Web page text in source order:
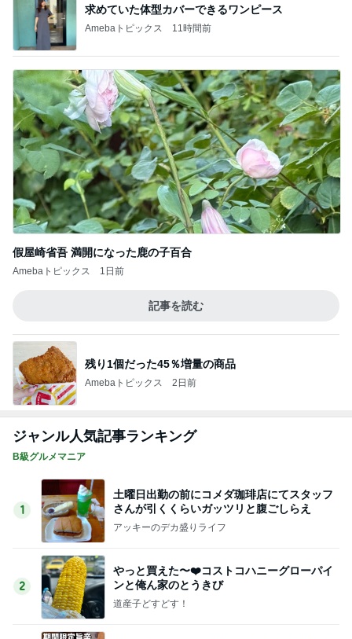
求めていた体型カバーできるワンピース
Amebaトピックス 11時間前
假屋崎省吾 満開になった鹿の子百合
Amebaトピックス 1日前
記事を読む
残り1個だった45％増量の商品
Amebaトピックス 2日前
ジャンル人気記事ランキング
B級グルメマニア
1
土曜日出勤の前にコメダ珈琲店にてスタッフ
さんが引くくらいガッツリと腹ごしらえ
アッキーのデカ盛りライフ
2
やっと買えた〜❤️コストコハニーグローパイ
ンと俺ん家のとうきび
道産子どすどす！